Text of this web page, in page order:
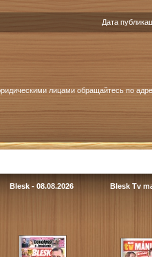
Дата
лицами обращайтесь по
Blesk - 08.08.2026 Blesk Tv